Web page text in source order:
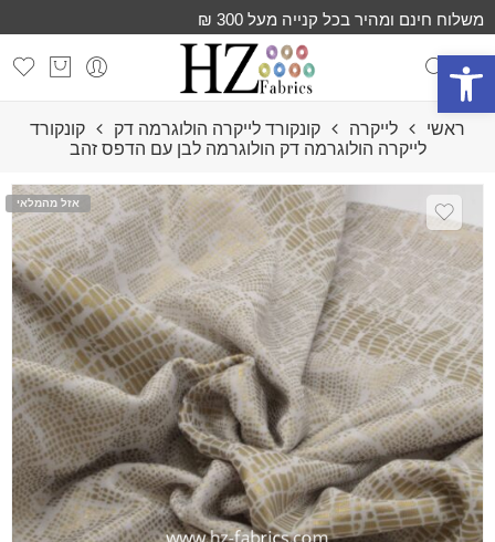
פתח סרגל נגישות
משלוח חינם ומהיר בכל קנייה מעל 300 ₪
ראשי לייקרה קונקורד לייקרה הולוגרמה דק
קונקורד
לייקרה הולוגרמה דק הולוגרמה לבן עם הדפס זהב
אזל מהמלאי